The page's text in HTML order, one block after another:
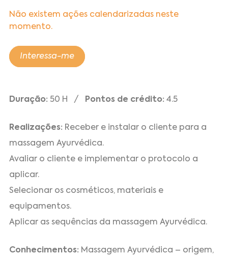
Não existem ações calendarizadas neste
momento.
Interessa-me
Duração: 50 H / Pontos de crédito:4.5
Realizações: Receber e instalar o cliente para a
massagem Ayurvédica.
Avaliar o cliente e implementar o protocolo a
aplicar.
Selecionar os cosméticos, materiais e
equipamentos.
Aplicar as sequências da massagem Ayurvédica.
Conhecimentos: Massagem Ayurvédica – origem,